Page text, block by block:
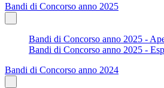
Bandi di Concorso anno 2025
Bandi di Concorso anno 2025 -
Bandi di Concorso anno 2025 -
Bandi di Concorso anno 2024